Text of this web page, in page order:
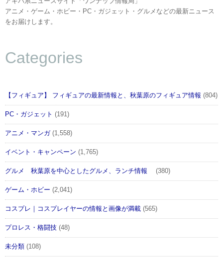
アニメ・ゲーム・ホビー・PC・ガジェット・グルメなどの最新ニュース
をお届けします。
Categories
【フィギュア】 フィギュアの最新情報と、秋葉原のフィギュア情報 (804)
PC・ガジェット (191)
アニメ・マンガ(1,558)
イベント・キャンペーン (1,765)
グルメ 秋葉原を中心としたグルメ、ランチ情報 (380)
ゲーム・ホビー (2,041)
コスプレ｜コスプレイヤーの情報と画像が満載 (565)
プロレス・格闘技 (48)
未分類 (108)